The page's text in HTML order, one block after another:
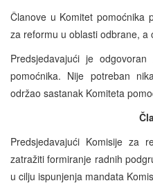
Članove u Komitet pomoćnika
za reformu u oblasti odbrane, a
Predsjedavajući je
pomoćnika. Nije potreban
održao sastanak Komiteta
Predsjedavajući Komisije za
zatražiti formiranje radnih
u cilju ispunjenja mandata